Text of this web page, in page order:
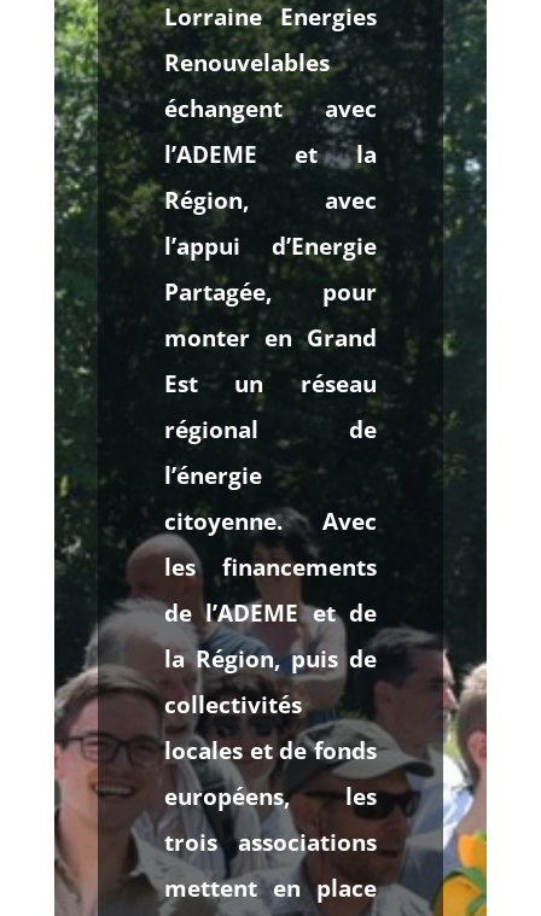
Lorraine Energies
Renouvelables
échangent avec
l’ADEME et la
Région, avec
l’appui d’Energie
Partagée, pour
monter en Grand
Est un réseau
régional de
l’énergie
citoyenne. Avec
les financements
de l’ADEME et de
la Région, puis de
collectivités
locales et de fonds
européens, les
trois associations
mettent en place